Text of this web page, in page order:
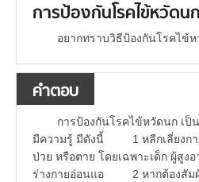
การป้องกันโรคไข้หวัดน
อยากทราบวิธีป้องกันโรคไข้
คำตอบ
การป้องกันโรคไข้หวัดนก เ
มีความรู้ มีดังนี้ 1 หลีกเลี่ยงกา
ป่วย หรือตาย โดยเฉพาะเด็ก ผู้สูง
ร่างกายอ่อนแอ 2 หากต้องสัมผั